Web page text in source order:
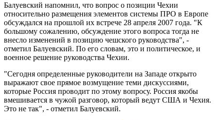
Балуевский напомнил, что вопрос о позиции Чехии
относительно размещения элементов системы ПРО в Европе
обсуждался на прошлой их встрече 28 апреля 2007 года. "К
большому сожалению, обсуждение этого вопроса тогда не
внесло изменений в позицию чешского руководства", -
отметил Балуевский. По его словам, это и политическое, и
военное решение руководства Чехии.
"Сегодня определенные руководители на Западе открыто
выражают свое прямое возмущение теми дискуссиями,
которые Россия проводит по этому вопросу. Россия якобы
вмешивается в чужой разговор, который ведут США и Чехия.
Это не так", - отметил Балуевский.